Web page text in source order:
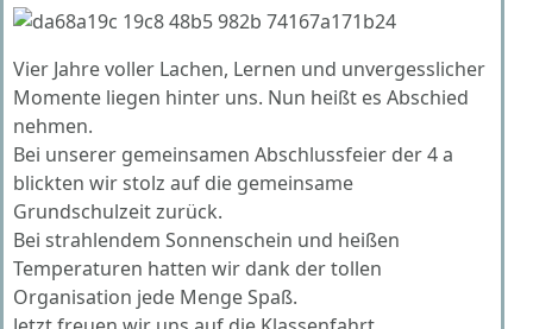
Vier Jahre voller Lachen, Lernen und unvergesslicher
Momente liegen hinter uns. Nun heißt es Abschied
nehmen.
Bei unserer gemeinsamen Abschlussfeier der 4 a
blickten wir stolz auf die gemeinsame
Grundschulzeit zurück.
Bei strahlendem Sonnenschein und heißen
Temperaturen hatten wir dank der tollen
Organisation jede Menge Spaß.